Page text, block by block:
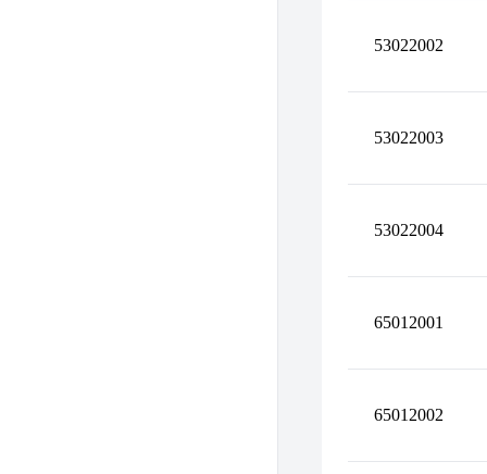
53022002
53022003
53022004
65012001
65012002